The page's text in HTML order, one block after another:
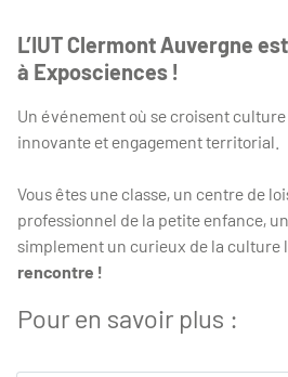
L’IUT Clermont Auvergne
à Exposciences !
Un événement où se croisent
innovante et engagement territorial.
Vous êtes une classe, un centre de
professionnel de la petite enfance, un
simplement un curieux de la culture
rencontre !
Pour en savoir plus :